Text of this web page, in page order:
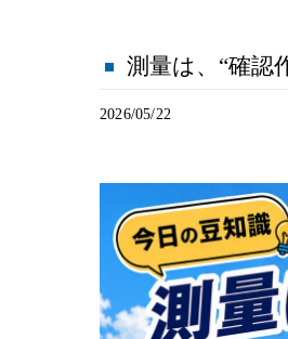
測量は、“確認
2026/05/22